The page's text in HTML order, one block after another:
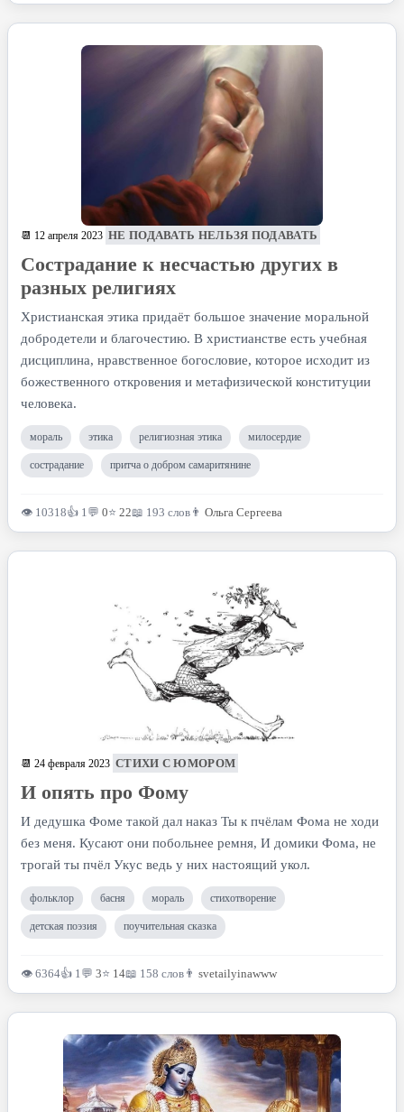
📆 12 апреля 2023 НЕ ПОДАВАТЬ НЕЛЬЗЯ ПОДАВАТЬ
Сострадание к несчастью других в
разных религиях
Христианская этика придаёт большое значение моральной
добродетели и благочестию. В христианстве есть учебная
дисциплина, нравственное богословие, которое исходит из
божественного откровения и метафизической конституции
человека.
мораль этика религиозная этика милосердие
сострадание притча о добром самаритянине
👁 10318👍 1💬 0⭐ 22📖 193 слов 👨 Ольга Сергеева
📆 24 февраля 2023 СТИХИ С ЮМОРОМ
И опять про Фому
И дедушка Фоме такой дал наказ Ты к пчёлам Фома не ходи
без меня. Кусают они побольнее ремня, И домики Фома, не
трогай ты пчёл Укус ведь у них настоящий укол.
фольклор басня мораль стихотворение
детская поэзия поучительная сказка
👁 6364👍 1💬 3⭐ 14📖 158 слов 👨 svetailyinawww